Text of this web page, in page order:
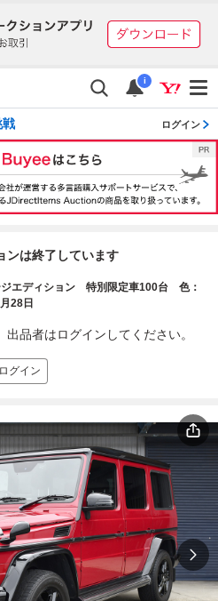
i
ログイン
ンは終了しています
ジエディション 特別限定車100台 色：
28日
品者はログインしてください。
ログイン